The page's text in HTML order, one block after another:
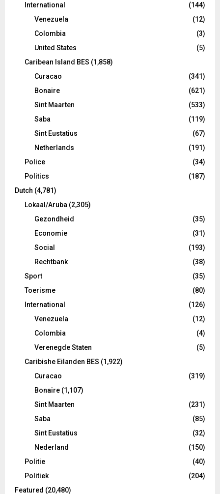
International
(144)
Venezuela
(12)
Colombia
(3)
United States
(5)
Caribean Island BES (1,858)
Curacao
(341)
Bonaire
(621)
Sint Maarten
(533)
Saba
(119)
Sint Eustatius
(67)
Netherlands
(191)
Police
(34)
Politics
(187)
Dutch (4,781)
Lokaal/Aruba (2,305)
Gezondheid
(35)
Economie
(31)
Social
(193)
Rechtbank
(38)
Sport
(35)
Toerisme
(80)
International
(126)
Venezuela
(12)
Colombia
(4)
Verenegde Staten
(5)
Caribishe Eilanden BES (1,922)
Curacao
(319)
Bonaire (1,107)
Sint Maarten
(231)
Saba
(85)
Sint Eustatius
(32)
Nederland
(150)
Politie
(40)
Politiek
(204)
Featured (20,480)